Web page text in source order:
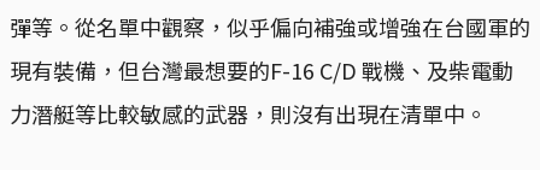
彈等。從名單中觀察，似乎偏向補強或增強在台國軍的
現有裝備，但台灣最想要的F-16 C/D 戰機、及柴電動
力潛艇等比較敏感的武器，則沒有出現在清單中。